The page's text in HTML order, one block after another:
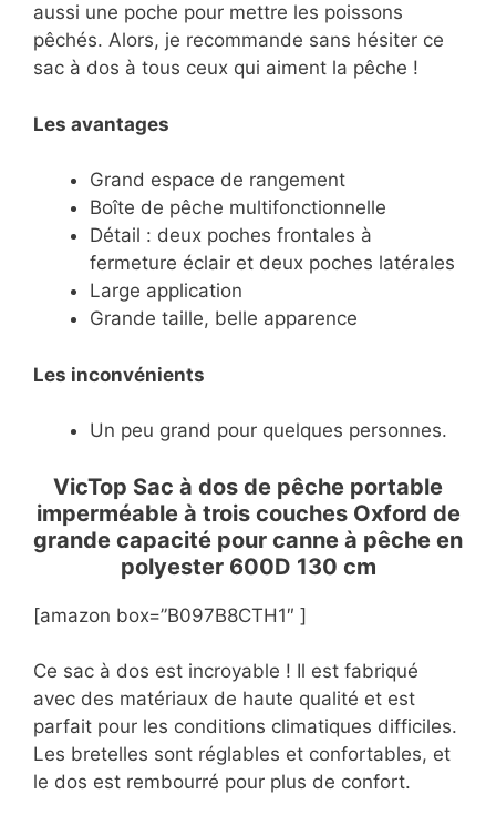
aussi une poche pour mettre les poissons
pêchés. Alors, je recommande sans hésiter ce
sac à dos à tous ceux qui aiment la pêche !
Les avantages
Grand espace de rangement
Boîte de pêche multifonctionnelle
Détail : deux poches frontales à
fermeture éclair et deux poches latérales
Large application
Grande taille, belle apparence
Les inconvénients
Un peu grand pour quelques personnes.
VicTop Sac à dos de pêche portable
imperméable à trois couches Oxford de
grande capacité pour canne à pêche en
polyester 600D 130 cm
[amazon box=”B097B8CTH1″ ]
Ce sac à dos est incroyable ! Il est fabriqué
avec des matériaux de haute qualité et est
parfait pour les conditions climatiques difficiles.
Les bretelles sont réglables et confortables, et
le dos est rembourré pour plus de confort.